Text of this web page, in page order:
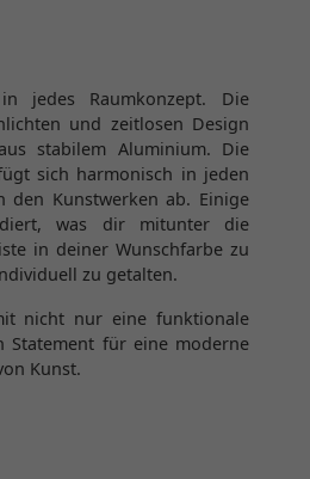
jedes Raumkonzept. Die
und zeitlosen Design
stabilem Aluminium. Die
sich harmonisch in jeden
den Kunstwerken ab. Einige
was dir mitunter die
in deiner Wunschfarbe zu
zu getalten.
nicht nur eine funktionale
Statement für eine moderne
Kunst.